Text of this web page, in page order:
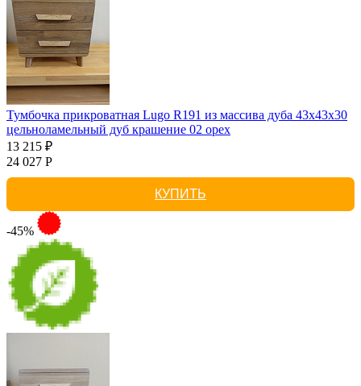
Тумбочка прикроватная Lugo R191 из массива дуба 43х43х30
цельноламельный дуб крашение 02 орех
13 215 ₽
24 027 Р
КУПИТЬ
-45%